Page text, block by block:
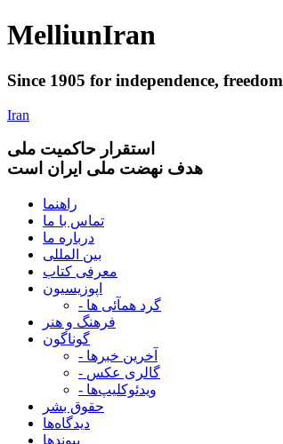
MelliunIran
Since 1905 for independence, freedom
Iran
استقرار حاکميت ملی
هدف نهضت ملی ایران است
راهنما
تماس با ما
درباره ما
بین المللی
معرفی کتاب
اپوزیسیون
- گرد همآئی ها
فرهنگ و هنر
گوناگون
- آخرین خبرها
- گالری عکس
- ویدئوکلیپ‌ها
حقوق بشر
دیدگاه‌ها
پیوندها